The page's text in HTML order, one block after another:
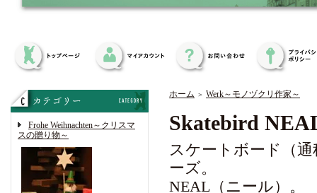
Frohe Weihnachten～クリスマ
スの贈り物～
ホーム ＞ Werk～モノヅクリ作家～
Skatebird
スケートボード（
ーズ。
NEAL（ニール）。